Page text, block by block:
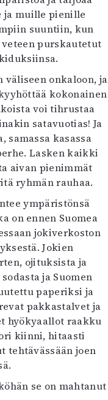
ja muille pienille
suuntiin, kun
purskautetut
onkaloon, ja
kokonainen
voi tihrustaa
satavuotias! Ja
kasassa
Lasken kaikki
aivan pienimmät
ryhmän rauhaa.
ympäristönsä
on ennen Suomea
jokiverkoston
Jokien
ojituksista ja
ja Suomen
paperiksi ja
pakkastalvet ja
hyökyaallot raakku
kiinni, hitaasti
tehtävässään joen
se on mahtanut